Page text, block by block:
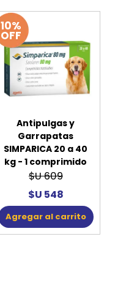
10%
OFF
Antipulgas y
Garrapatas
SIMPARICA 20 a 40
kg - 1 comprimido
$U 609
$U 548
Agregar al carrito